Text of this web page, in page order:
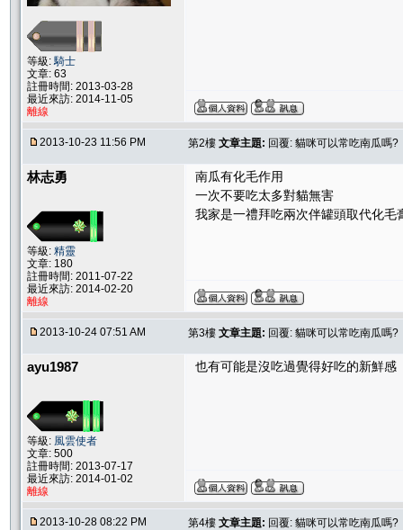
等級:騎士
文章: 63
註冊時間: 2013-03-28
最近來訪: 2014-11-05
離線
2013-10-23 11:56 PM 第2樓 文章主題: 回覆: 貓咪可以常吃南瓜嗎?
林志勇
等級: 精靈
文章: 180
註冊時間: 2011-07-22
最近來訪: 2014-02-20
離線
南瓜有化毛作用
一次不要吃太多對貓無害
我家是一禮拜吃兩次伴罐頭取代化毛
2013-10-24 07:51 AM 第3樓 文章主題: 回覆: 貓咪可以常吃南瓜嗎?
ayu1987
等級: 風雲使者
文章: 500
註冊時間: 2013-07-17
最近來訪: 2014-01-02
離線
也有可能是沒吃過覺得好吃的新鮮感
2013-10-28 08:22 PM 第4樓 文章主題: 回覆: 貓咪可以常吃南瓜嗎?